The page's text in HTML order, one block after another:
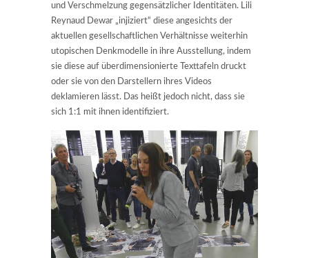
und Verschmelzung gegensätzlicher Identitäten. Lili
Reynaud Dewar „injiziert“ diese angesichts der
aktuellen gesellschaftlichen Verhältnisse weiterhin
utopischen Denkmodelle in ihre Ausstellung, indem
sie diese auf überdimensionierte Texttafeln druckt
oder sie von den Darstellern ihres Videos
deklamieren lässt. Das heißt jedoch nicht, dass sie
sich 1:1 mit ihnen identifiziert.